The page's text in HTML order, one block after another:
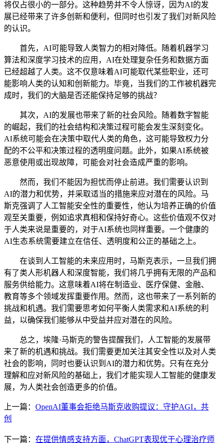
将仅占很小的一部分。这种趋势并不令人惊讶，因为AI的发
展已经带来了许多创新和便利，但同时也引发了我们对新风险
的认识。
首先，AI可能导致人类智力的相对降低。随着机器学习
算法和深度学习技术的应用，AI在处理复杂任务和数据方面
已经超越了人类。这不仅意味着AI可能取代某些职业，还可
能影响人类的认知和创新能力。毕竟，当我们的工作被机器完
成时，我们的大脑是否还能保持足够的挑战？
其次，AI的发展也带来了新的社会风险。随着数字智能
的崛起，我们的社会结构和决策过程可能会发生深刻变化。
AI系统可能会在决策中取代人类的角色，这可能导致权力分
配的不公平和决策过程的透明度问题。此外，如果AI系统被
恶意使用或出现故障，可能会对社会造成严重的影响。
然而，我们不能因为担忧而停止前进。我们需要认识到
AI的潜力和优势，并采取适当的措施来应对潜在的风险。马
斯克强调了人工智能安全性的重要性，他认为培养正确的价值
观至关重要，例如追求真相和保持好奇心。这些价值观不仅对
于人类来说是重要的，对于AI系统也同样重要。一个健康的
AI生态系统需要建立在信任、透明度和公正的基础之上。
在谈到人工智能的未来应用时，马斯克表示，一旦我们拥
有了类人形机器人和深度智能，我们将几乎拥有无限的产品和
服务供给能力。这意味着AI将在制造业、医疗保健、金融、
教育等多个领域发挥重要作用。然而，这也带来了一系列新的
挑战和机遇。我们需要思考如何平衡人类需求和AI系统的利
益，以确保我们能够从中受益并应对潜在的风险。
总之，埃隆·马斯克的警告提醒我们，人工智能的发展带
来了新的机遇和挑战。我们需要更加关注其安全性以及对人类
社会的影响，同时也要认识到AI的潜力和优势。只有在充分
理解和应对新风险的基础上，我们才能实现人工智能的健康发
展，为人类社会创造更多的价值。
上一篇： OpenAI董事会拒绝马斯克收购提议：守护AGI，共
创
下一篇： 在提供情感支持方面，ChatGPT表现优于心理治疗师